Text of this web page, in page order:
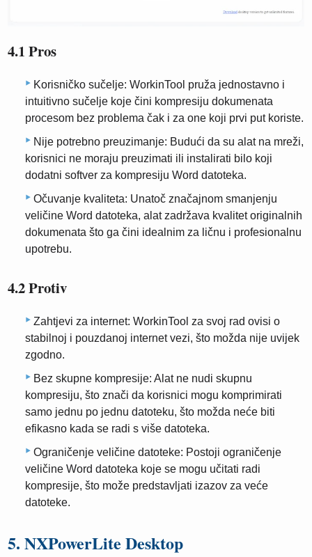
4.1 Pros
Korisničko sučelje: WorkinTool pruža jednostavno i
intuitivno sučelje koje čini kompresiju dokumenata
procesom bez problema čak i za one koji prvi put koriste.
Nije potrebno preuzimanje: Budući da su alat na mreži,
korisnici ne moraju preuzimati ili instalirati bilo koji
dodatni softver za kompresiju Word datoteka.
Očuvanje kvaliteta: Unatoč značajnom smanjenju
veličine Word datoteka, alat zadržava kvalitet originalnih
dokumenata što ga čini idealnim za ličnu i profesionalnu
upotrebu.
4.2 Protiv
Zahtjevi za internet: WorkinTool za svoj rad ovisi o
stabilnoj i pouzdanoj internet vezi, što možda nije uvijek
zgodno.
Bez skupne kompresije: Alat ne nudi skupnu
kompresiju, što znači da korisnici mogu komprimirati
samo jednu po jednu datoteku, što možda neće biti
efikasno kada se radi s više datoteka.
Ograničenje veličine datoteke: Postoji ograničenje
veličine Word datoteka koje se mogu učitati radi
kompresije, što može predstavljati izazov za veće
datoteke.
5. NXPowerLite Desktop